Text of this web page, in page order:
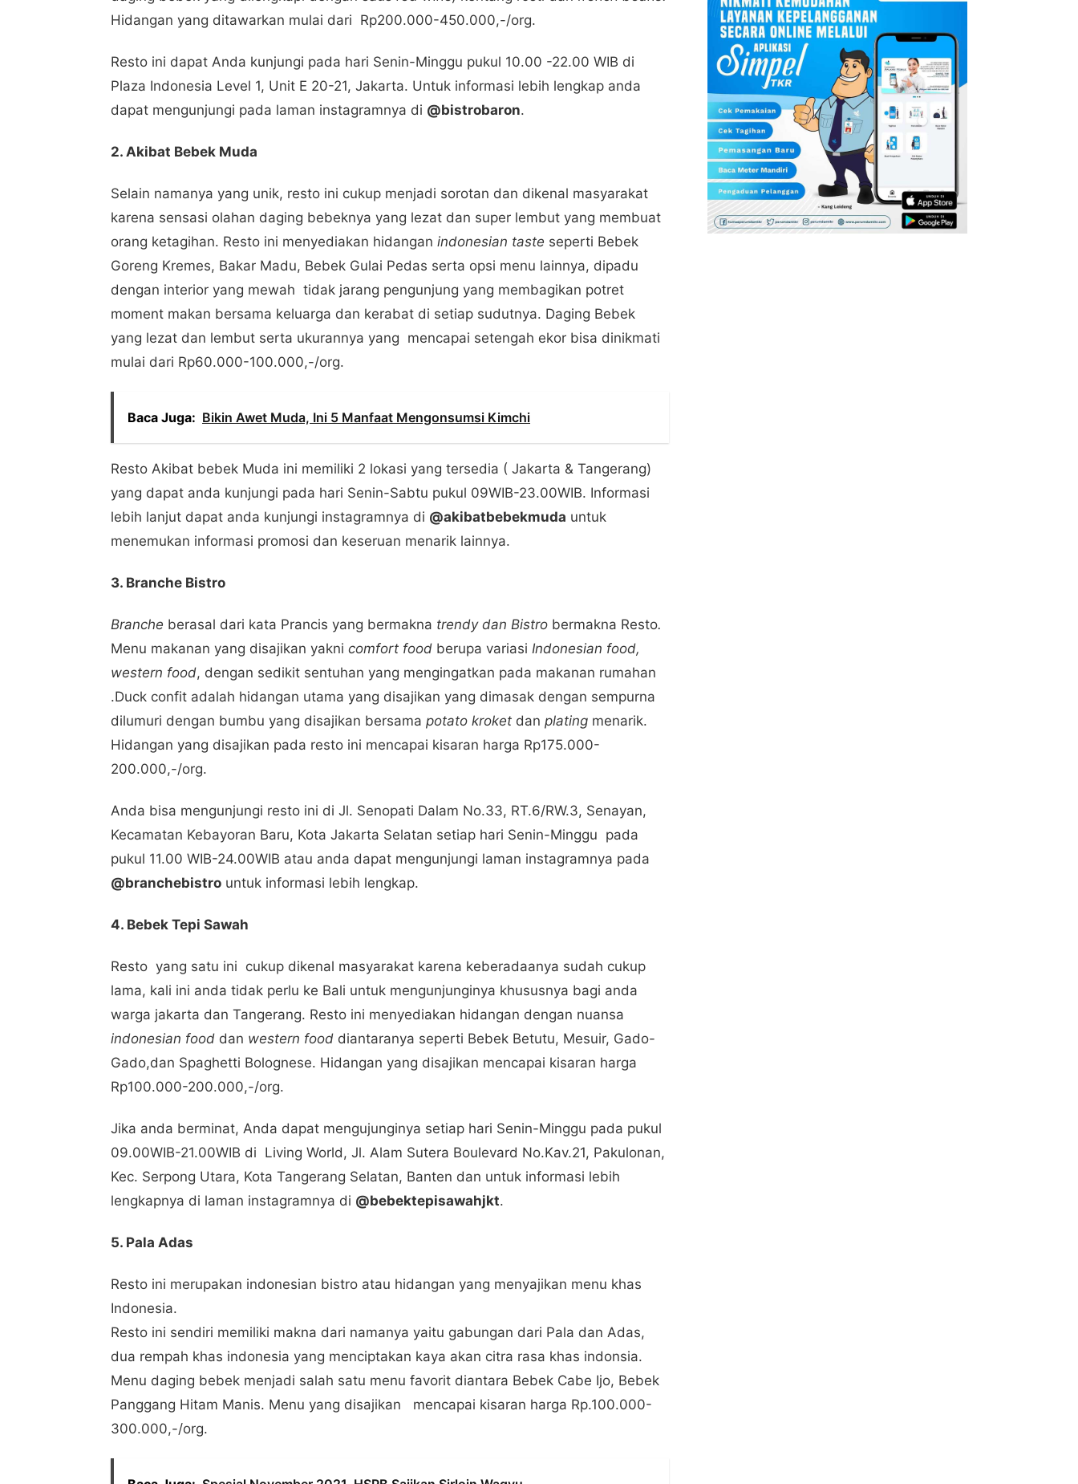
Hidangan yang ditawarkan mulai dari Rp200.000-450.000,-/org.
Resto ini dapat Anda kunjungi pada hari Senin-Minggu pukul 10.00 -22.00 WIB di
Plaza Indonesia Level 1, Unit E 20-21, Jakarta. Untuk informasi lebih lengkap anda
dapat mengunjungi pada laman instagramnya di @bistrobaron.
2. Akibat Bebek Muda
Selain namanya yang unik, resto ini cukup menjadi sorotan dan dikenal masyarakat
karena sensasi olahan daging bebeknya yang lezat dan super lembut yang membuat
orang ketagihan. Resto ini menyediakan hidangan indonesian taste seperti Bebek
Goreng Kremes, Bakar Madu, Bebek Gulai Pedas serta opsi menu lainnya, dipadu
dengan interior yang mewah tidak jarang pengunjung yang membagikan potret
moment makan bersama keluarga dan kerabat di setiap sudutnya. Daging Bebek
yang lezat dan lembut serta ukurannya yang mencapai setengah ekor bisa dinikmati
mulai dari Rp60.000-100.000,-/org.
Baca Juga: Bikin Awet Muda, Ini 5 Manfaat Mengonsumsi Kimchi
Resto Akibat bebek Muda ini memiliki 2 lokasi yang tersedia ( Jakarta & Tangerang)
yang dapat anda kunjungi pada hari Senin-Sabtu pukul 09WIB-23.00WIB. Informasi
lebih lanjut dapat anda kunjungi instagramnya di @akibatbebekmuda untuk
menemukan informasi promosi dan keseruan menarik lainnya.
3. Branche Bistro
Branche berasal dari kata Prancis yang bermakna trendy dan Bistro bermakna Resto.
Menu makanan yang disajikan yakni comfort food berupa variasi Indonesian food,
western food, dengan sedikit sentuhan yang mengingatkan pada makanan rumahan
.Duck confit adalah hidangan utama yang disajikan yang dimasak dengan sempurna
dilumuri dengan bumbu yang disajikan bersama potato kroket dan plating menarik.
Hidangan yang disajikan pada resto ini mencapai kisaran harga Rp175.000-
200.000,-/org.
Anda bisa mengunjungi resto ini di Jl. Senopati Dalam No.33, RT.6/RW.3, Senayan,
Kecamatan Kebayoran Baru, Kota Jakarta Selatan setiap hari Senin-Minggu pada
pukul 11.00 WIB-24.00WIB atau anda dapat mengunjungi laman instagramnya pada
@branchebistro untuk informasi lebih lengkap.
4. Bebek Tepi Sawah
Resto yang satu ini cukup dikenal masyarakat karena keberadaanya sudah cukup
lama, kali ini anda tidak perlu ke Bali untuk mengunjunginya khususnya bagi anda
warga jakarta dan Tangerang. Resto ini menyediakan hidangan dengan nuansa
indonesian food dan western food diantaranya seperti Bebek Betutu, Mesuir, Gado-
Gado,dan Spaghetti Bolognese. Hidangan yang disajikan mencapai kisaran harga
Rp100.000-200.000,-/org.
Jika anda berminat, Anda dapat mengujunginya setiap hari Senin-Minggu pada pukul
09.00WIB-21.00WIB di Living World, Jl. Alam Sutera Boulevard No.Kav.21, Pakulonan,
Kec. Serpong Utara, Kota Tangerang Selatan, Banten dan untuk informasi lebih
lengkapnya di laman instagramnya di @bebektepisawahjkt.
5. Pala Adas
Resto ini merupakan indonesian bistro atau hidangan yang menyajikan menu khas
Indonesia.
Resto ini sendiri memiliki makna dari namanya yaitu gabungan dari Pala dan Adas,
dua rempah khas indonesia yang menciptakan kaya akan citra rasa khas indonsia.
Menu daging bebek menjadi salah satu menu favorit diantara Bebek Cabe Ijo, Bebek
Panggang Hitam Manis. Menu yang disajikan mencapai kisaran harga Rp.100.000-
300.000,-/org.